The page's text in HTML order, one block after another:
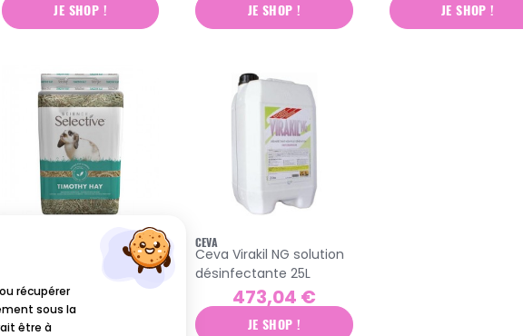
JE SHOP ! JE SHOP ! JE SHOP !
Selective foin de fléole
des prés 1,5kg
11,56 €
CEVA
Ceva Virakil NG solution
désinfectante 25L
473,04 €
JE SHOP !
récupérer
sous la
être à